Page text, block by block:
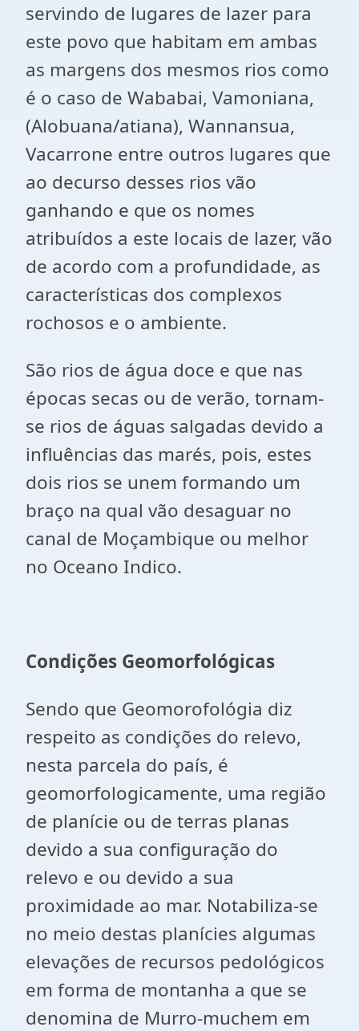
servindo de lugares de lazer para
este povo que habitam em ambas
as margens dos mesmos rios como
é o caso de Wababai, Vamoniana,
(Alobuana/atiana), Wannansua,
Vacarrone entre outros lugares que
ao decurso desses rios vão
ganhando e que os nomes
atribuídos a este locais de lazer, vão
de acordo com a profundidade, as
características dos complexos
rochosos e o ambiente.
São rios de água doce e que nas
épocas secas ou de verão, tornam-
se rios de águas salgadas devido a
influências das marés, pois, estes
dois rios se unem formando um
braço na qual vão desaguar no
canal de Moçambique ou melhor
no Oceano Indico.
Condições Geomorfológicas
Sendo que Geomorofológia diz
respeito as condições do relevo,
nesta parcela do país, é
geomorfologicamente, uma região
de planície ou de terras planas
devido a sua configuração do
relevo e ou devido a sua
proximidade ao mar. Notabiliza-se
no meio destas planícies algumas
elevações de recursos pedológicos
em forma de montanha a que se
denomina de Murro-muchem em